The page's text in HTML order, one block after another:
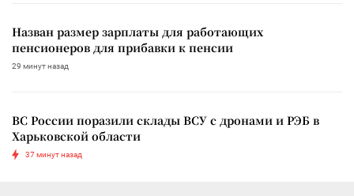
Назван размер зарплаты для работающих
пенсионеров для прибавки к пенсии
29 минут назад
ВС России поразили склады ВСУ с дронами и РЭБ в
Харьковской области
37 минут назад